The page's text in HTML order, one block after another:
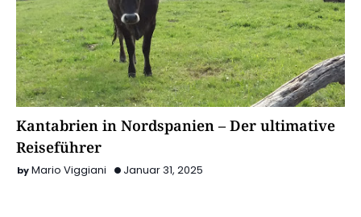
Kantabrien in Nordspanien – Der ultimative
Reiseführer
Mario Viggiani Januar 31, 2025